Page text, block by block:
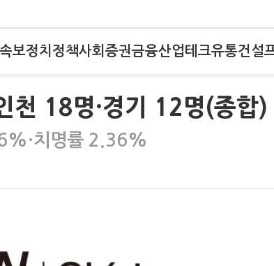
속보정치 정책사회 증권금융산업테크유통건설
천 18명·경기 12명(종합)
치명률 2.36%